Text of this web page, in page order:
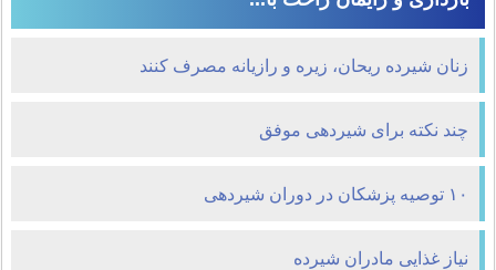
زنان شیرده ریحان، زیره و رازیانه مصرف کنند
چند نکته برای شیردهی موفق
۱۰ توصیه پزشکان در دوران شیردهی
نیاز غذایی مادران شیرده